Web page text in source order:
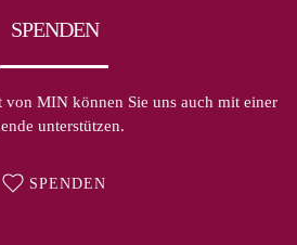
SPENDEN
von MIN können Sie uns auch mit einer
unterstützen.
SPENDEN